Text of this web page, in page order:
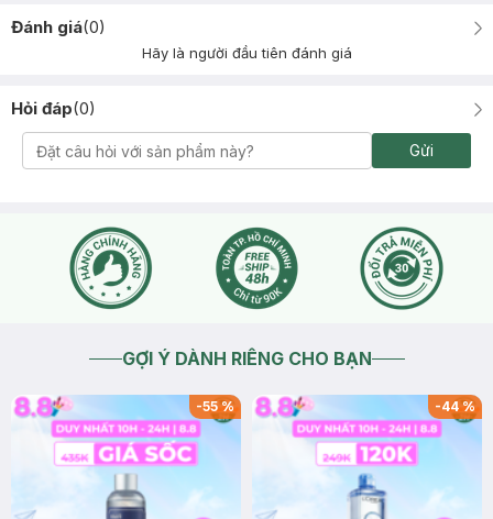
Đánh giá(0)
Hãy là người đầu tiên đánh giá
Hỏi đáp(0)
Gửi
GỢI Ý DÀNH RIÊNG CHO BẠN
-55% -44%